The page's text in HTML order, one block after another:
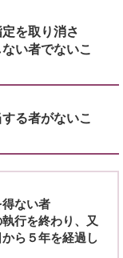
を取り消さ
い者でないこ
る者がないこ
ない者
行を終わり、又
ら５年を経過し